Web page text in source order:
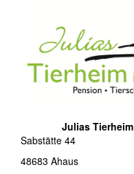
Julias
Sabstätte 44
48683 Ahaus